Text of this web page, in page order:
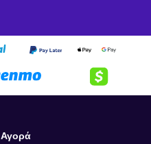
Αγορά